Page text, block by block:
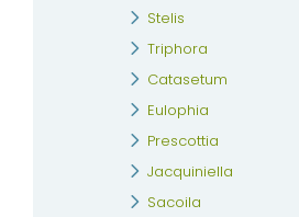
Stelis
Triphora
Catasetum
Eulophia
Prescottia
Jacquiniella
Sacoila